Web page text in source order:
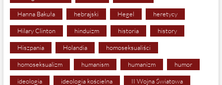
Hanna Bakuła hebrajski Hegel heretycy
Hilary Clinton hinduizm historia history
Hiszpania Holandia homoseksualiści
homoseksualizm humanism humanizm humor
ideologia ideologia kościelna II Wojna Światowa